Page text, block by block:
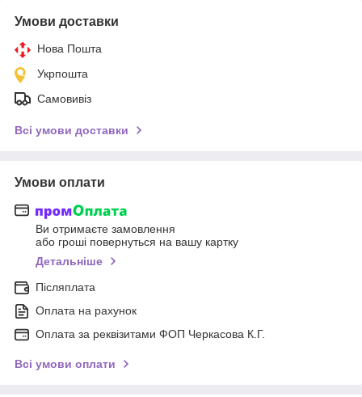
Умови доставки
Нова Пошта
Укрпошта
Самовивіз
Всі умови доставки
Умови оплати
Ви отримаєте замовлення
або гроші повернуться на вашу картку
Детальніше
Післяплата
Оплата на рахунок
Оплата за реквізитами ФОП Черкасова К.Г.
Всі умови оплати